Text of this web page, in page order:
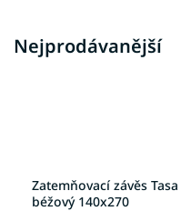
Nejprodávanější
Zatemňovací závěs Tasa
béžový 140x270